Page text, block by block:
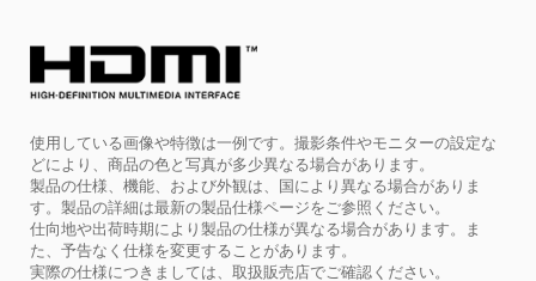
使用している画像や特徴は一例です。撮影条件やモニターの設定な
どにより、商品の色と写真が多少異なる場合があります。
製品の仕様、機能、および外観は、国により異なる場合がありま
す。製品の詳細は最新の製品仕様ページをご参照ください。
仕向地や出荷時期により製品の仕様が異なる場合があります。ま
た、予告なく仕様を変更することがあります。
実際の仕様につきましては、取扱販売店でご確認ください。